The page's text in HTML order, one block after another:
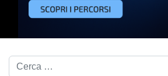
Cerca nel blog...